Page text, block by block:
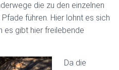
die zu den einzelnen
führen. Hier lohnt es sich
es gibt hier freilebende
Da die